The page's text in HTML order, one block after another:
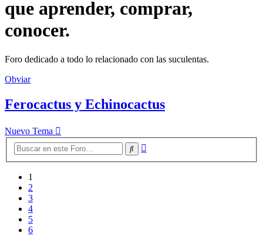
que aprender, comprar,
conocer.
Foro dedicado a todo lo relacionado con las suculentas.
Obviar
Ferocactus y Echinocactus
Nuevo Tema
Buscar
1
2
3
4
5
6